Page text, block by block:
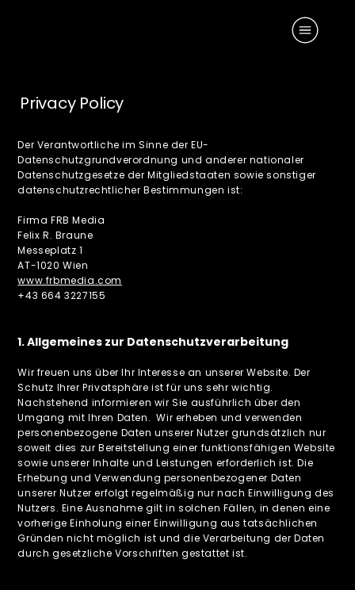
Privacy Policy
‍Der Verantwortliche im Sinne der EU-
Datenschutzgrundverordnung und anderer nationaler
Datenschutzgesetze der Mitgliedstaaten sowie sonstiger
datenschutzrechtlicher Bestimmungen ist:
Firma FRB Media
Felix R. Braune
Messeplatz 1
AT-1020 Wien
www.frbmedia.com
‍+43 664 3227155
1. Allgemeines zur Datenschutzverarbeitung
Wir freuen uns über Ihr Interesse an unserer Website. Der
Schutz Ihrer Privatsphäre ist für uns sehr wichtig.
Nachstehend informieren wir Sie ausführlich über den
Umgang mit Ihren Daten. Wir erheben und verwenden
personenbezogene Daten unserer Nutzer grundsätzlich nur
soweit dies zur Bereitstellung einer funktionsfähigen Website
sowie unserer Inhalte und Leistungen erforderlich ist. Die
Erhebung und Verwendung personenbezogener Daten
unserer Nutzer erfolgt regelmäßig nur nach Einwilligung des
Nutzers. Eine Ausnahme gilt in solchen Fällen, in denen eine
vorherige Einholung einer Einwilligung aus tatsächlichen
Gründen nicht möglich ist und die Verarbeitung der Daten
durch gesetzliche Vorschriften gestattet ist.